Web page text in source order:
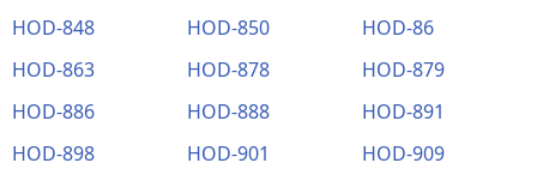
HOD-848
HOD-850
HOD-86
HOD-863
HOD-878
HOD-879
HOD-886
HOD-888
HOD-891
HOD-898
HOD-901
HOD-909